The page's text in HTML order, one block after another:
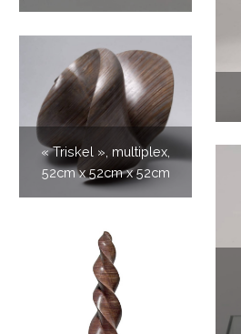
« Triskel », multiplex,
52cm x 52cm x 52cm